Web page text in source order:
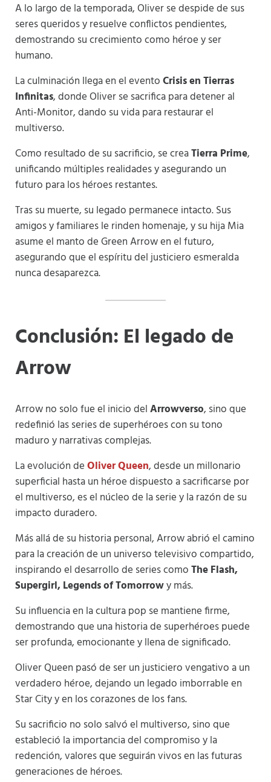
A lo largo de la temporada, Oliver se despide de sus
seres queridos y resuelve conflictos pendientes,
demostrando su crecimiento como héroe y ser
humano.
La culminación llega en el eventoCrisis en Tierras
Infinitas, donde Oliver se sacrifica para detener al
Anti-Monitor, dando su vida para restaurar el
multiverso.
Como resultado de su sacrificio, se creaTierra Prime,
unificando múltiples realidades y asegurando un
futuro para los héroes restantes.
Tras su muerte, su legado permanece intacto. Sus
amigos y familiares le rinden homenaje, y su hija Mia
asume el manto de Green Arrow en el futuro,
asegurando que el espíritu del justiciero esmeralda
nunca desaparezca.
Conclusión: El legado de
Arrow
Arrow no solo fue el inicio delArrowverso, sino que
redefinió las series de superhéroes con su tono
maduro y narrativas complejas.
La evolución deOliver Queen, desde un millonario
superficial hasta un héroe dispuesto a sacrificarse por
el multiverso, es el núcleo de la serie y la razón de su
impacto duradero.
Más allá de su historia personal, Arrow abrió el camino
para la creación de un universo televisivo compartido,
inspirando el desarrollo de series comoThe Flash,
Supergirl, Legends of Tomorrowy más.
Su influencia en la cultura pop se mantiene firme,
demostrando que una historia de superhéroes puede
ser profunda, emocionante y llena de significado.
Oliver Queen pasó de ser un justiciero vengativo a un
verdadero héroe, dejando un legado imborrable en
Star City y en los corazones de los fans.
Su sacrificio no solo salvó el multiverso, sino que
estableció la importancia del compromiso y la
redención, valores que seguirán vivos en las futuras
generaciones de héroes.